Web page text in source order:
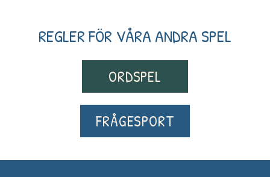
REGLER FÖR VÅRA ANDRA SPEL
ORDSPEL
FRÅGESPORT